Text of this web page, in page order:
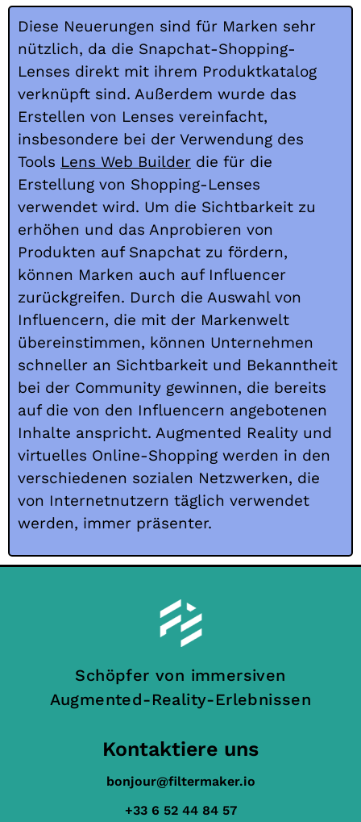
Diese Neuerungen sind für Marken sehr
nützlich, da die Snapchat-Shopping-
Lenses direkt mit ihrem Produktkatalog
verknüpft sind. Außerdem wurde das
Erstellen von Lenses vereinfacht,
insbesondere bei der Verwendung des
Tools Lens Web Builder die für die
Erstellung von Shopping-Lenses
verwendet wird. Um die Sichtbarkeit zu
erhöhen und das Anprobieren von
Produkten auf Snapchat zu fördern,
können Marken auch auf Influencer
zurückgreifen. Durch die Auswahl von
Influencern, die mit der Markenwelt
übereinstimmen, können Unternehmen
schneller an Sichtbarkeit und Bekanntheit
bei der Community gewinnen, die bereits
auf die von den Influencern angebotenen
Inhalte anspricht. Augmented Reality und
virtuelles Online-Shopping werden in den
verschiedenen sozialen Netzwerken, die
von Internetnutzern täglich verwendet
werden, immer präsenter.
Schöpfer von immersiven
Augmented-Reality-Erlebnissen
Kontaktiere uns
bonjour@filtermaker.io
+33 6 52 44 84 57